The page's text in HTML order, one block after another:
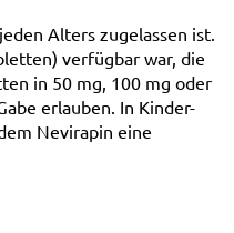
Alters zugelassen ist.
verfügbar war, die
in 50 mg, 100 mg oder
erlauben. In Kinder-
Nevirapin eine